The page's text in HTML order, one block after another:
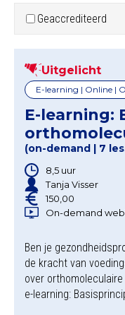
Geaccrediteerd
Uitgelicht
E-learning | Online |
E-learning:
(on-demand | 7
8,5 uur
Tanja Visser
150,00
On-demand
Ben je
de kracht van
over
e-learning: